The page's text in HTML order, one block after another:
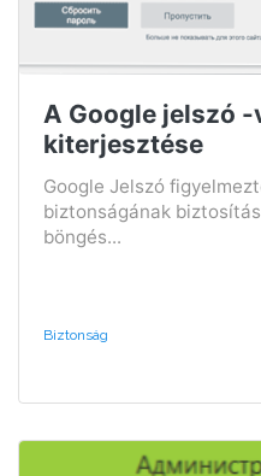
A Google jelszó
kiterjesztése
Google Jelszó
biztonságának
böngés...
Biztonság